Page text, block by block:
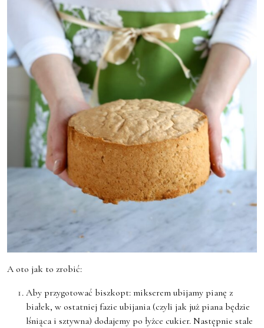
A oto jak to zrobić:
Aby przygotować biszkopt: mikserem ubijamy pianę z
białek, w ostatniej fazie ubijania (czyli jak już piana będzie
lśniąca i sztywna) dodajemy po łyżce cukier. Następnie stale